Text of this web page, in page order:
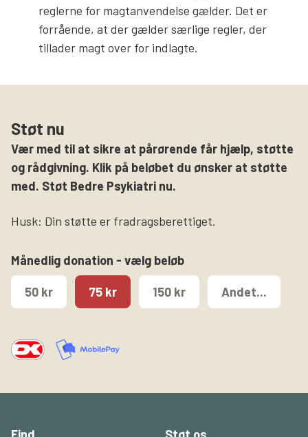
reglerne for magtanvendelse gælder. Det er
forrående, at der gælder særlige regler, der
tillader magt over for indlagte.
Støt nu
Vær med til at sikre at pårørende får hjælp, støtte
og rådgivning. Klik på beløbet du ønsker at støtte
med. Støt Bedre Psykiatri nu.
Husk: Din støtte er fradragsberettiget.
Månedlig donation - vælg beløb
50 kr 75 kr 150 kr Andet...